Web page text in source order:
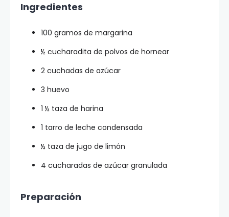
Ingredientes
100 gramos de margarina
½ cucharadita de polvos de hornear
2 cuchadas de azúcar
3 huevo
1 ½ taza de harina
1 tarro de leche condensada
½ taza de jugo de limón
4 cucharadas de azúcar granulada
Preparación